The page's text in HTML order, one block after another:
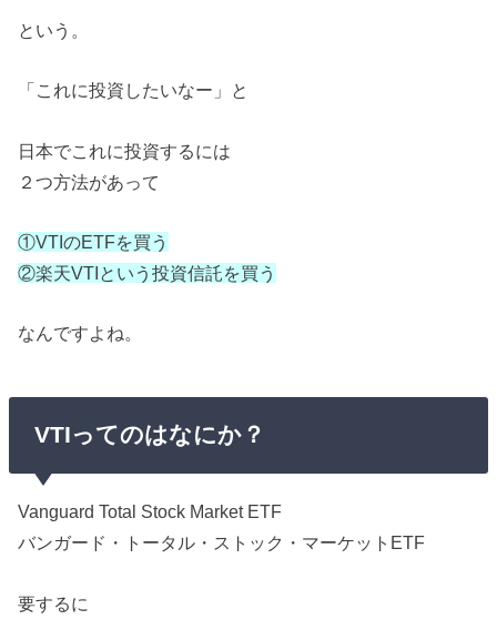
という。
「これに投資したいなー」と
日本でこれに投資するには
２つ方法があって
①VTIのETFを買う
②楽天VTIという投資信託を買う
なんですよね。
VTIってのはなにか？
Vanguard Total Stock Market ETF
バンガード・トータル・ストック・マーケットETF
要するに